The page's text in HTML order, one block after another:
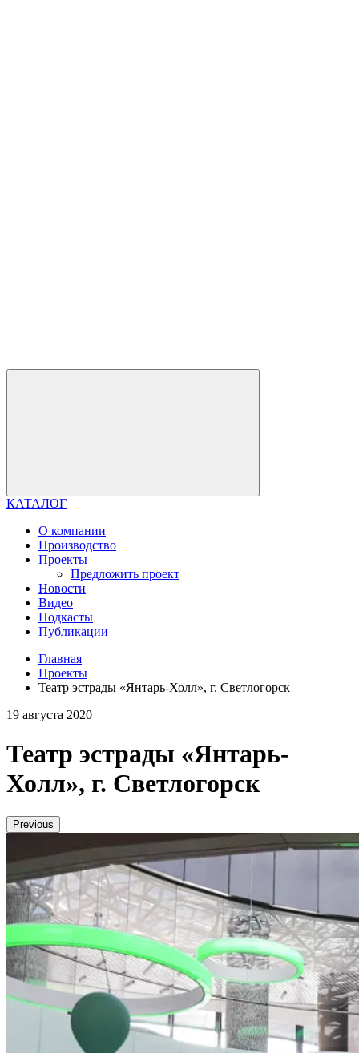
КАТАЛОГ
О компании
Производство
Проекты
Предложить проект
Новости
Видео
Подкасты
Публикации
Главная
Проекты
Театр эстрады «Янтарь-Холл», г. Светлогорск
19 августа 2020
Театр эстрады «Янтарь-
Холл», г. Светлогорск
Previous